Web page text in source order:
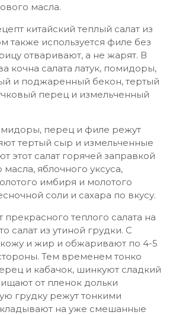
масла.
китайский теплый салат из
также используется филе без
отваривают, а не жарят. В
кочна салата латук, помидоры,
и поджаренный бекон, тертый
перец и измельченный
перец и филе режут
тертый сыр и измельченные
этот салат горячей заправкой
масла, яблочного уксуса,
имбиря и молотого
соли и сахара по вкусу.
теплого салата на
салат из утиной грудки. С
и жир и обжаривают по 4-5
Тем временем тонко
и кабачок, шинкуют сладкий
от пленок дольки
грудку режут тонкими
на уже смешанные